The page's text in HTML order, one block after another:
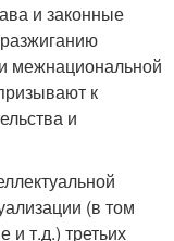
и законные
межнациональной
к
и
(в том
и т.д.) третьих